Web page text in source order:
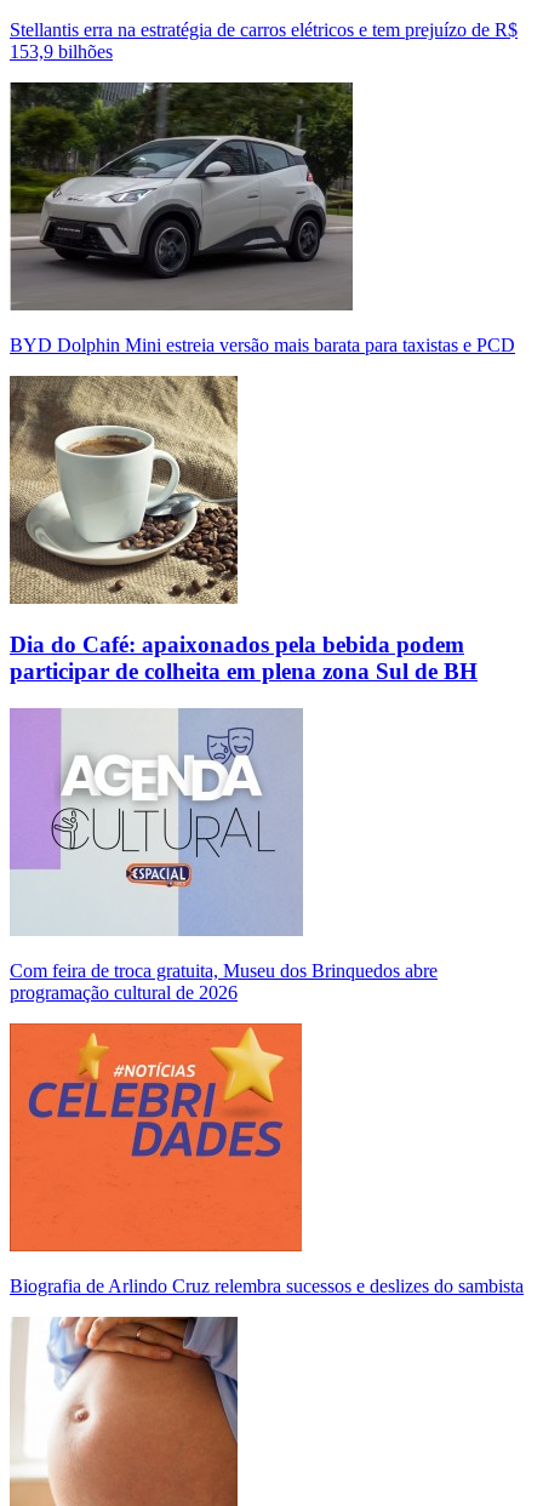
Stellantis erra na estratégia de carros elétricos e tem prejuízo de R$
153,9 bilhões
BYD Dolphin Mini estreia versão mais barata para taxistas e PCD
Dia do Café: apaixonados pela bebida podem
participar de colheita em plena zona Sul de BH
Com feira de troca gratuita, Museu dos Brinquedos abre
programação cultural de 2026
Biografia de Arlindo Cruz relembra sucessos e deslizes do sambista